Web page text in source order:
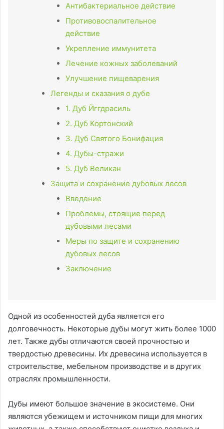
Антибактериальное действие
Противовоспалительное
действие
Укрепление иммунитета
Лечение кожных заболеваний
Улучшение пищеварения
Легенды и сказания о дубе
1. Дуб Йггдрасиль
2. Дуб Кортонский
3. Дуб Святого Бонифация
4. Дубы-стражи
5. Дуб Великан
Защита и сохранение дубовых лесов
Введение
Проблемы, стоящие перед
дубовыми лесами
Меры по защите и сохранению
дубовых лесов
Заключение
Одной из особенностей дуба является его
долговечность. Некоторые дубы могут жить более 1000
лет. Также дубы отличаются своей прочностью и
твердостью древесины. Их древесина используется в
строительстве, мебельном производстве и в других
отраслях промышленности.
Дубы имеют большое значение в экосистеме. Они
являются убежищем и источником пищи для многих